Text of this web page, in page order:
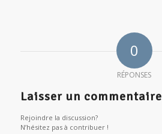
0
RÉPONSES
Laisser un commentaire
Rejoindre la discussion?
N’hésitez pas à contribuer !